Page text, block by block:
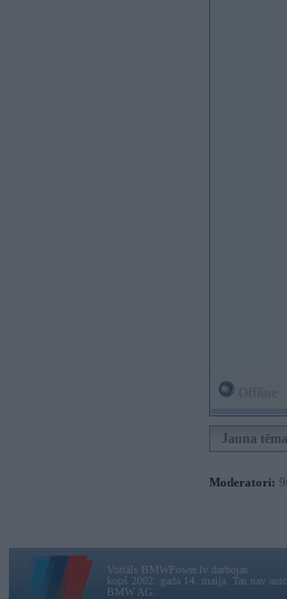
Jauna tēma
Moderatori:
Vortāls BMWPower.lv darbojas
kopš 2002. gada 14. maija. Tas nav
BMW AG.